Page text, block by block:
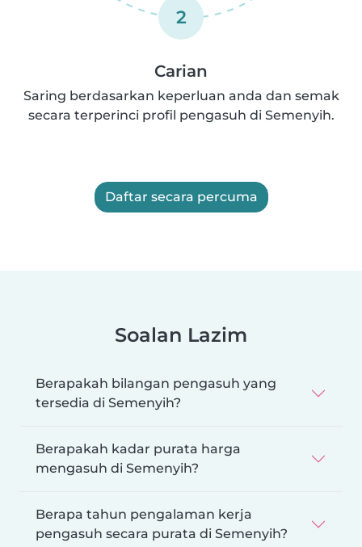
2
Carian
Saring berdasarkan keperluan anda dan semak
secara terperinci profil pengasuh di Semenyih.
Daftar secara percuma
Soalan Lazim
Berapakah bilangan pengasuh yang
tersedia di Semenyih?
Berapakah kadar purata harga
mengasuh di Semenyih?
Berapa tahun pengalaman kerja
pengasuh secara purata di Semenyih?